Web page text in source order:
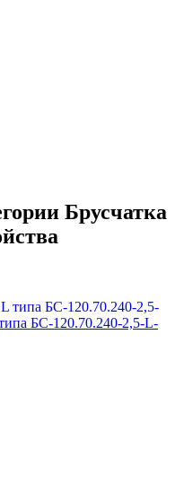
Брусчатка
БС-120.70.240-2,5-L-